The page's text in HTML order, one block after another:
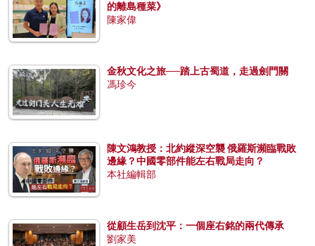
的離島種菜》
陳家偉
金秋文化之旅──踏上古蜀道，走過劍門關
馮珍今
陳文鴻教授：北約縱深空襲 俄羅斯瀕臨戰敗
邊緣？中國零部件能左右戰局走向？
本社編輯部
從顧生岳到沈平：一個座右銘的兩代傳承
劉家美